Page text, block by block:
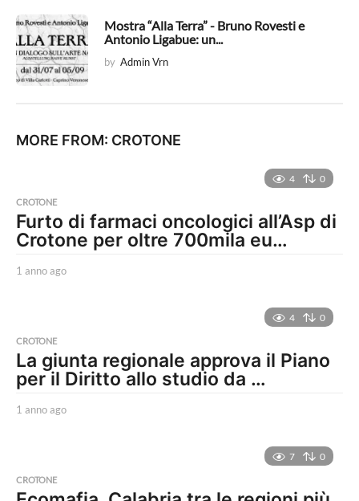
Mostra “Alla Terra” - Bruno Rovesti e
Antonio Ligabue: un...
by Admin Vrn
MORE FROM: CROTONE
4 0
CROTONE
Furto di farmaci oncologici all’Asp di
Crotone per oltre 700mila eu…
1 anno ago
o
4 0
CROTONE
La giunta regionale approva il Piano
per il Diritto allo studio da …
1 anno ago
7 0
CROTONE